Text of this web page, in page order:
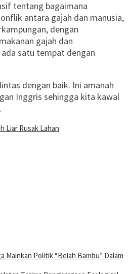
tentang bagaimana
antara gajah dan manusia,
dengan
gajah dan
satu tempat dengan
dengan baik. Ini amanah
Inggris sehingga kita kawal
Liar Rusak Lahan
Mainkan Politik “Belah Bambu” Dalam